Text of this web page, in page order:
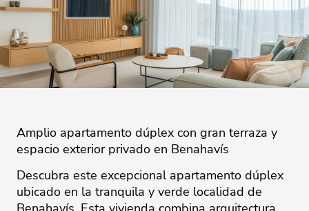
Amplio apartamento dúplex con gran terraza y
espacio exterior privado en Benahavís
Descubra este excepcional apartamento dúplex
ubicado en la tranquila y verde localidad de